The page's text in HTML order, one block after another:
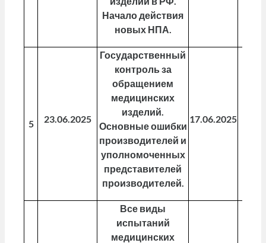
Начало действия
новых НПА.
5 23.06.2025
Государственный
контроль за
обращением
медицинских
изделий.
Основные ошибки
производителей и
уполномоченных
представителей
производителей.
17.06.2025
Все виды
испытаний
медицинских